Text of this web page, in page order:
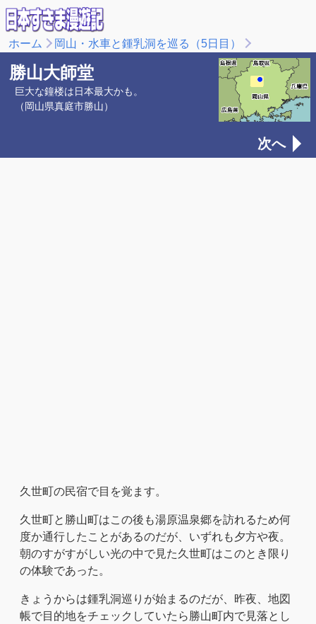
ホーム 岡山・水車と鍾乳洞を巡る（5日目）
勝山大師堂
巨大な鐘楼は日本最大かも。
（岡山県真庭市勝山）
次へ
久世町の民宿で目を覚ます。
久世町と勝山町はこの後も湯原温泉郷を訪れるため何
度か通行したことがあるのだが、いずれも夕方や夜。
朝のすがすがしい光の中で見た久世町はこのとき限り
の体験であった。
きょうからは鍾乳洞巡りが始まるのだが、昨夜、地図
帳で目的地をチェックしていたら勝山町内で見落とし